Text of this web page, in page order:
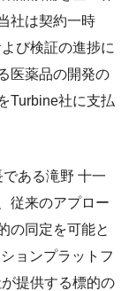
社は契約一時
び検証の進捗に
医薬品の開発の
Turbine社に支払
ある滝野 十一
従来のアプロー
の同定を可能と
ョンプラットフ
提供する標的の